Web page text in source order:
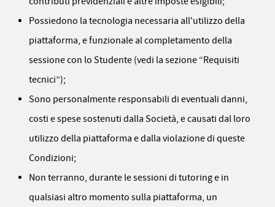
Possiedono la tecnologia necessaria all'utilizzo della
piattaforma, e funzionale al completamento della
sessione con lo Studente (vedi la sezione “Requisiti
tecnici”);
Sono personalmente responsabili di eventuali danni,
costi e spese sostenuti dalla Società, e causati dal loro
utilizzo della piattaforma e dalla violazione di queste
Condizioni;
Non terranno, durante le sessioni di tutoring e in
qualsiasi altro momento sulla piattaforma, un